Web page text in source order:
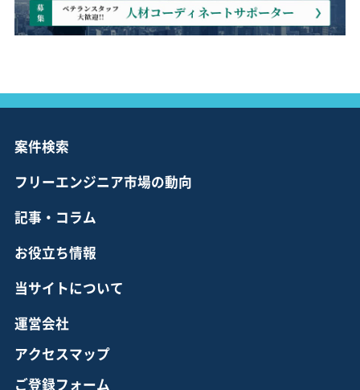
案件検索
フリーエンジニア市場の動向
記事・コラム
お役立ち情報
当サイトについて
運営会社
アクセスマップ
ご登録フォーム